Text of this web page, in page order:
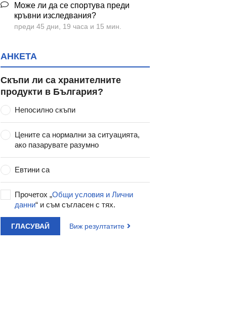
Може ли да се спортува преди
кръвни изследвания?
преди 45 дни, 19 часа и 15 мин.
АНКЕТА
Скъпи ли са хранителните
продукти в България?
Непосилно скъпи
Цените са нормални за ситуацията,
ако пазарувате разумно
Евтини са
Прочетох „Общи условия и Лични
данни“ и съм съгласен с тях.
ГЛАСУВАЙ Виж резултатите